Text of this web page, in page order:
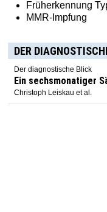
Früherkennung
MMR-Impfung
DER
Der diagnostische Blick
Ein sechsmonatiger
Christoph Leiskau et al.